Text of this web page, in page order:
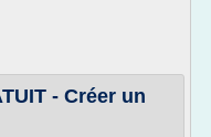
- Créer un